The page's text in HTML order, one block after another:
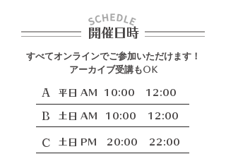
開催日時
すべてオンラインでご参加いただけます！
​アーカイブ受講もOK
A ​平日 AM 10:00 12:00
B ​土日 AM 10:00 12:00
C 土日 PM 20:00 22:00